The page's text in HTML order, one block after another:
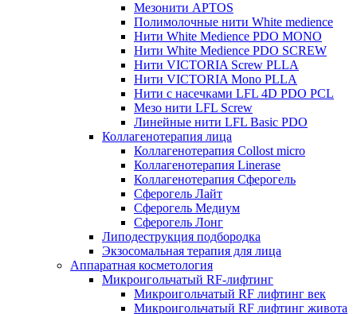
Мезонити APTOS
Полимолочные нити White medience
Нити White Medience PDO MONO
Нити White Medience PDO SCREW
Нити VICTORIA Screw PLLA
Нити VICTORIA Mono PLLA
Нити с насечками LFL 4D PDO PCL
Мезо нити LFL Screw
Линейные нити LFL Basic PDO
Коллагенотерапия лица
Коллагенотерапия Collost micro
Коллагенотерапия Linerase
Коллагенотерапия Сферогель
Сферогель Лайт
Сферогель Медиум
Сферогель Лонг
Липодеструкция подбородка
Экзосомальная терапия для лица
Аппаратная косметология
Микроигольчатый RF-лифтинг
Микроигольчатый RF лифтинг век
Микроигольчатый RF лифтинг живота